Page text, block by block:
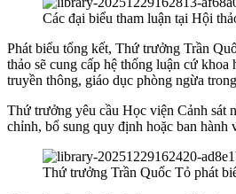
Các đại biểu tham luận tại Hội
Phát biểu tổng kết, Thứ trưởng Trần
thảo sẽ cung cấp hệ thống luận cứ
truyền thông, giáo dục phòng ngừa
Thứ trưởng yêu cầu Học viện Cảnh sát
chỉnh, bổ sung quy định hoặc ban hành
Thứ trưởng Trần Quốc Tỏ phát